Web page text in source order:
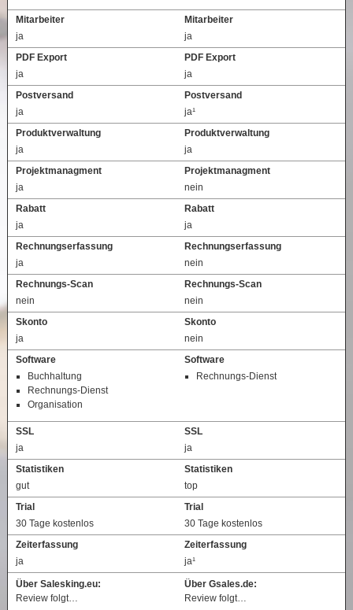
Mitarbeiter
ja
Mitarbeiter
ja
PDF Export
ja
PDF Export
ja
Postversand
ja
Postversand
ja¹
Produktverwaltung
ja
Produktverwaltung
ja
Projektmanagment
ja
Projektmanagment
nein
Rabatt
ja
Rabatt
ja
Rechnungserfassung
ja
Rechnungserfassung
nein
Rechnungs-Scan
nein
Rechnungs-Scan
nein
Skonto
ja
Skonto
nein
Software
Buchhaltung
Rechnungs-Dienst
Organisation
Software
Rechnungs-Dienst
SSL
ja
SSL
ja
Statistiken
gut
Statistiken
top
Trial
30 Tage kostenlos
Trial
30 Tage kostenlos
Zeiterfassung
ja
Zeiterfassung
ja¹
Über Salesking.eu:
Review folgt…
Über Gsales.de:
Review folgt…